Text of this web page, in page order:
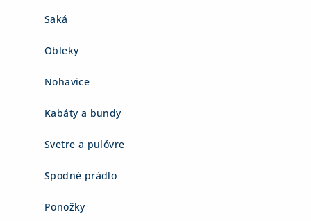
Saká
Obleky
Nohavice
Kabáty a bundy
Svetre a pulóvre
Spodné prádlo
Ponožky